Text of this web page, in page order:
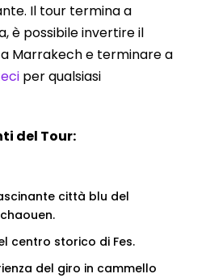
Il tour termina a
è possibile invertire il
Marrakech e terminare a
per qualsiasi
del Tour:
città blu del
centro storico di Fes.
del giro in cammello